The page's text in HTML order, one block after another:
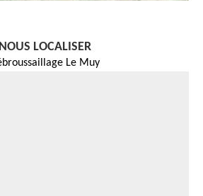
NOUS LOCALISER
Le Muy